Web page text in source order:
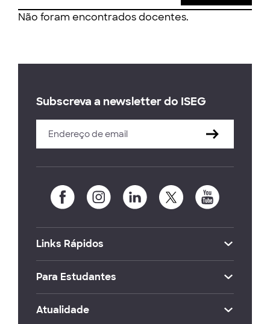
Não foram encontrados docentes.
Subscreva a newsletter do ISEG
Links Rápidos
Para Estudantes
Atualidade